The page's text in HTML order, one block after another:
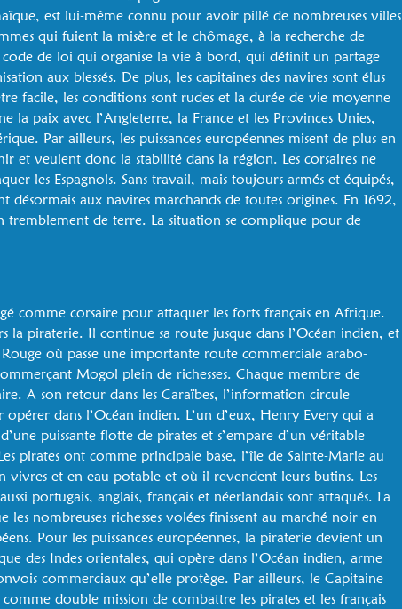
est lui-même connu pour avoir pillé de nombreuses villes
qui fuient la misère et le chômage, à la recherche de
code de loi qui organise la vie à bord, qui définit un partage
aux blessés. De plus, les capitaines des navires sont élus
facile, les conditions sont rudes et la durée de vie moyenne
la paix avec l’Angleterre, la France et les Provinces Unies,
Par ailleurs, les puissances européennes misent de plus en
et veulent donc la stabilité dans la région. Les corsaires ne
les Espagnols. Sans travail, mais toujours armés et équipés,
désormais aux navires marchands de toutes origines. En 1692,
tremblement de terre. La situation se complique pour de
comme corsaire pour attaquer les forts français en Afrique.
la piraterie. Il continue sa route jusque dans l’Océan indien, et
où passe une importante route commerciale arabo-
Mogol plein de richesses. Chaque membre de
A son retour dans les Caraïbes, l’information circule
dans l’Océan indien. L’un d’eux, Henry Every qui a
puissante flotte de pirates et s’empare d’un véritable
pirates ont comme principale base, l’île de Sainte-Marie au
vivres et en eau potable et où il revendent leurs butins. Les
portugais, anglais, français et néerlandais sont attaqués. La
nombreuses richesses volées finissent au marché noir en
Pour les puissances européennes, la piraterie devient un
des Indes orientales, qui opère dans l’Océan indien, arme
commerciaux qu’elle protège. Par ailleurs, le Capitaine
double mission de combattre les pirates et les français